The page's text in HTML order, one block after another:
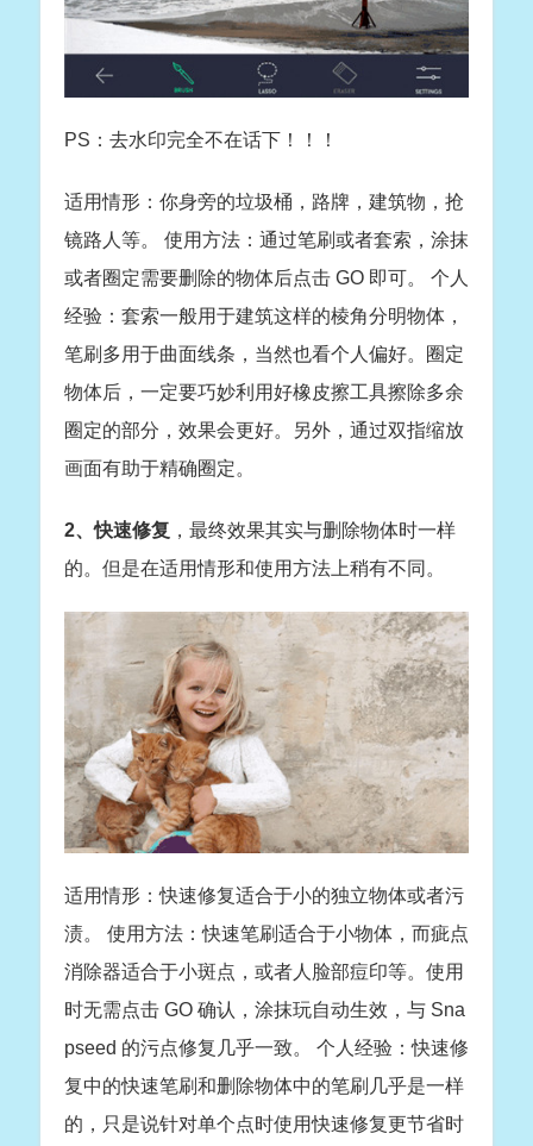
PS：去水印完全不在话下！！！
适用情形：你身旁的垃圾桶，路牌，建筑物，抢
镜路人等。 使用方法：通过笔刷或者套索，涂抹
或者圈定需要删除的物体后点击 GO 即可。 个人
经验：套索一般用于建筑这样的棱角分明物体，
笔刷多用于曲面线条，当然也看个人偏好。圈定
物体后，一定要巧妙利用好橡皮擦工具擦除多余
圈定的部分，效果会更好。另外，通过双指缩放
画面有助于精确圈定。
2、快速修复 ，最终效果其实与删除物体时一样
的。但是在适用情形和使用方法上稍有不同。
适用情形：快速修复适合于小的独立物体或者污
渍。 使用方法：快速笔刷适合于小物体，而疵点
消除器适合于小斑点，或者人脸部痘印等。使用
时无需点击 GO 确认，涂抹玩自动生效，与 Sna
pseed 的污点修复几乎一致。 个人经验：快速修
复中的快速笔刷和删除物体中的笔刷几乎是一样
的，只是说针对单个点时使用快速修复更节省时